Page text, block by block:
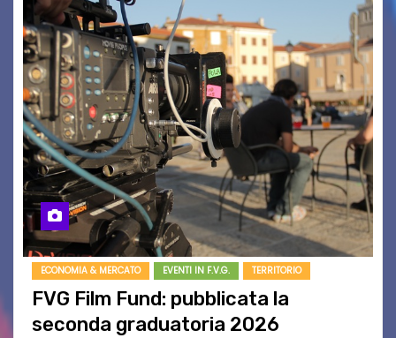
ECONOMIA & MERCATO EVENTI IN F.V.G. TERRITORIO
FVG Film Fund: pubblicata la
seconda graduatoria 2026